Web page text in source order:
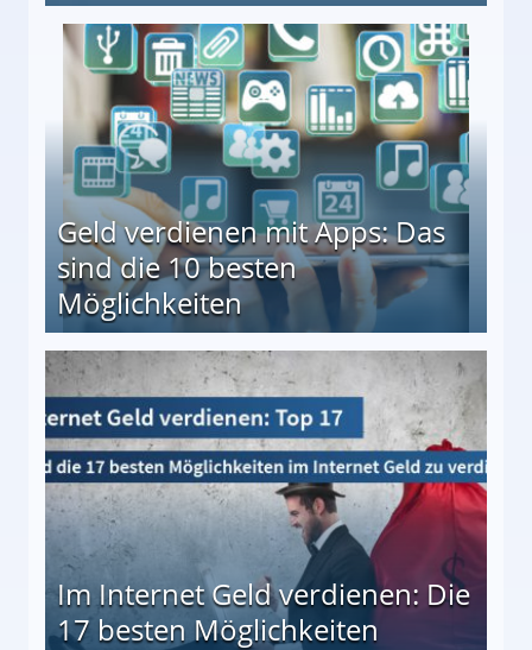
↻ Täglich neue Produkttests
Geld verdienen mit Apps: Das
sind die 10 besten
Möglichkeiten
besten Möglichkeiten
Im Internet Geld verdienen: Die
17 besten Möglichkeiten